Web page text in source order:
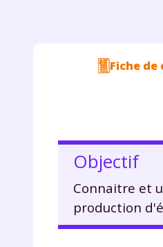
Fiche de
Objectif
Connaitre et
production